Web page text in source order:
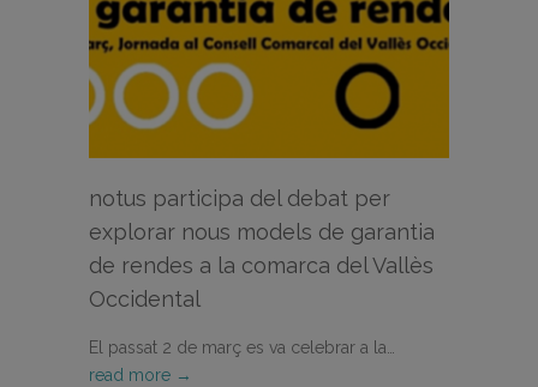
notus participa del debat per
explorar nous models de garantia
de rendes a la comarca del Vallès
Occidental
El passat 2 de març es va celebrar a la…
read more →